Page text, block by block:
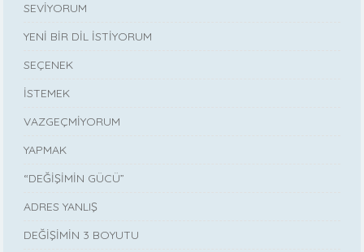
SEVİYORUM
YENİ BİR DİL İSTİYORUM
SEÇENEK
İSTEMEK
VAZGEÇMİYORUM
YAPMAK
“DEĞİŞİMİN GÜCÜ”
ADRES YANLIŞ
DEĞİŞİMİN 3 BOYUTU